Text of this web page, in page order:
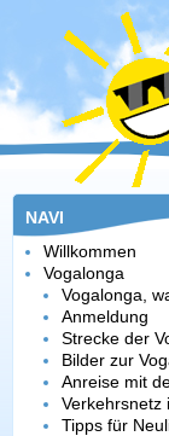
NAVI
Willkommen
Vogalonga
Vogalonga,
Anmeldung
Strecke der
Bilder zur
Anreise mit
Verkehrsnetz
Tipps für